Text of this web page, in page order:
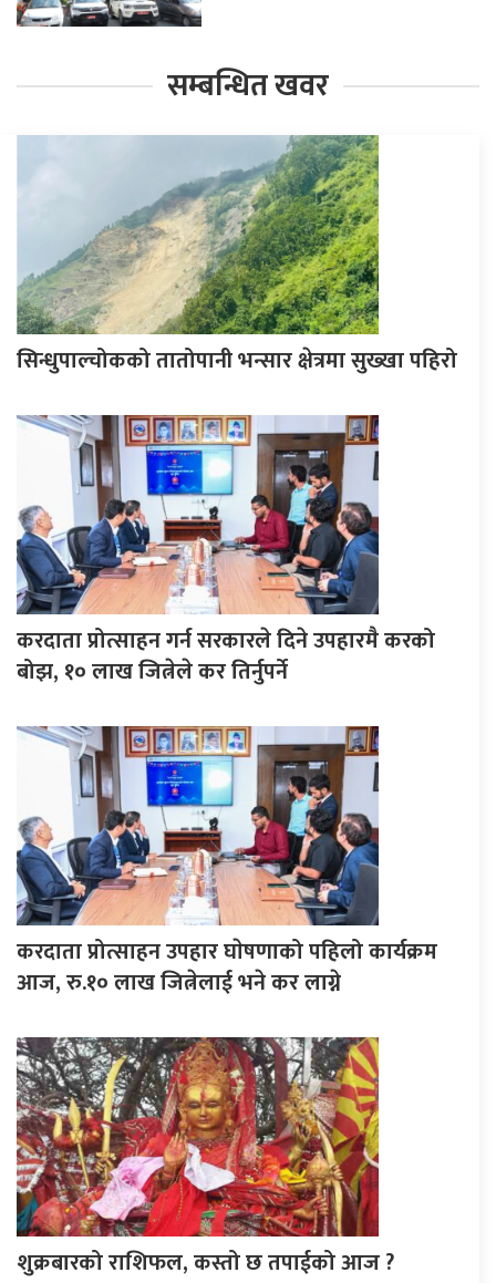
सम्बन्धित खवर
सिन्धुपाल्चोकको तातोपानी भन्सार क्षेत्रमा सुख्खा पहिरो
करदाता प्रोत्साहन गर्न सरकारले दिने उपहारमै करको
बोझ, १० लाख जित्नेले कर तिर्नुपर्ने
करदाता प्रोत्साहन उपहार घाेषणाको पहिलो कार्यक्रम
आज, रु.१० लाख जित्नेलाई भने कर लाग्ने
शुक्रबारको राशिफल, कस्तो छ तपाईको आज ?